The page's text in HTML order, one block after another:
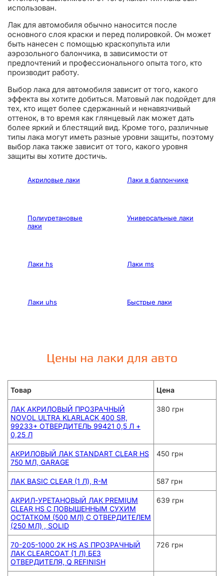
использован.
Лак для автомобиля обычно наносится после
основного слоя краски и перед полировкой. Он может
быть нанесен с помощью краскопульта или
аэрозольного балончика, в зависимости от
предпочтений и профессионального опыта того, кто
производит работу.
Выбор лака для автомобиля зависит от того, какого
эффекта вы хотите добиться. Матовый лак подойдет для
тех, кто ищет более сдержанный и ненавязчивый
оттенок, в то время как глянцевый лак может дать
более яркий и блестящий вид. Кроме того, различные
типы лака могут иметь разные уровни защиты, поэтому
выбор лака также зависит от того, какого уровня
защиты вы хотите достичь.
Акриловые лаки Лаки в баллончике
Полиуретановые
лаки
Универсальные лаки
Лаки hs Лаки ms
Лаки uhs Быстрые лаки
Цены на лаки для авто
Товар Цена
ЛАК АКРИЛОВЫЙ ПРОЗРАЧНЫЙ
NOVOL ULTRA KLARLACK 400 SR,
99233+ ОТВЕРДИТЕЛЬ 99421 0,5 Л +
0,25 Л
380 грн
АКРИЛОВЫЙ ЛАК STANDART CLEAR HS
750 МЛ, GARAGE
450 грн
ЛАК BASIC CLEAR (1 Л), R-M 587 грн
АКРИЛ-УРЕТАНОВЫЙ ЛАК PREMIUM
CLEAR HS С ПОВЫШЕННЫМ СУХИМ
ОСТАТКОМ (500 МЛ) С ОТВЕРДИТЕЛЕМ
(250 МЛ) , SOLID
639 грн
70-205-1000 2K HS AS ПРОЗРАЧНЫЙ
ЛАК CLEARCOAT (1 Л) БЕЗ
ОТВЕРДИТЕЛЯ, Q REFINISH
726 грн